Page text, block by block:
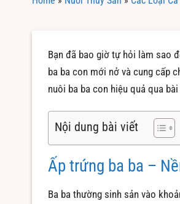
Bạn đã bao giờ tự hỏi làm sao
ba ba con mới nở và cung cấp
nuôi ba ba con hiệu quả qua
Nội dung bài viết
Ấp trứng ba ba –
Ba ba thường sinh sản vào